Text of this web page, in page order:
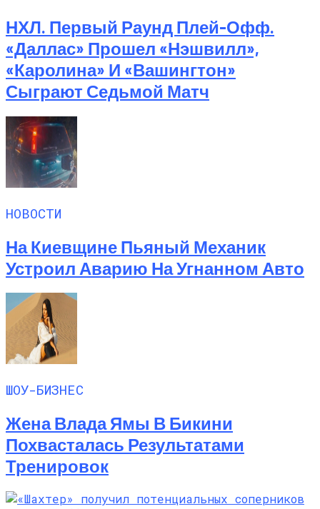
НХЛ. Первый Раунд Плей-Офф.
«Даллас» Прошел «Нэшвилл»,
«Каролина» И «Вашингтон»
Сыграют Седьмой Матч
НОВОСТИ
На Киевщине Пьяный Механик
Устроил Аварию На Угнанном Авто
ШОУ-БИЗНЕС
Жена Влада Ямы В Бикини
Похвасталась Результатами
Тренировок